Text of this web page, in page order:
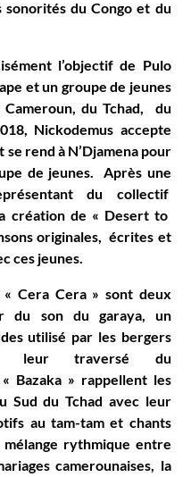
du Congo et du
l’objectif de Pulo
et un groupede jeunes
du Tchad, du
Nickodemus accepte
rend à N’Djamena pour
de jeunes. Après une
du collectif
création de « Desert to
originales, écrites et
ces jeunes.
Cera Cera » sont deux
du son du garaya, un
utilisé par les bergers
leur traversé du
Bazaka » rappellent les
Sud du Tchad avec leur
au tam-tam et chants
mélange rythmique entre
camerounaises, la